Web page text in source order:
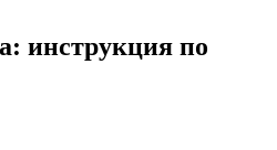
инструкция по